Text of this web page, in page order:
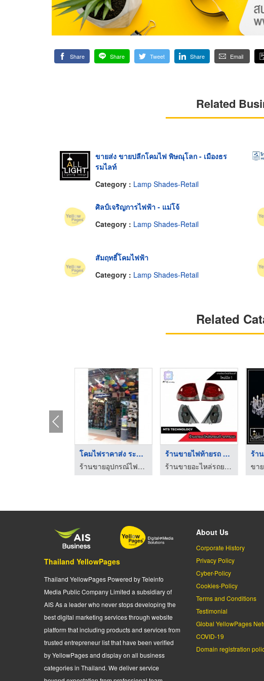
Share Share Tweet Share Email
Related
ขายส่ง ขายปลีกโคมไฟ พิษณุโลก - เมืองธร
รมไลท์
Category : Lamp Shades-Retail
ศิลป์เจริญการไฟฟ้า - แม่โจ้
Category : Lamp Shades-Retail
สัมฤทธิ์โคมไฟฟ้า
Category : Lamp Shades-Retail
Related
โคมไฟราคาส่ง ระยอง
ร้านขายอุปกรณ์ไฟฟ้า ระยอง ศรีเจริญการไฟฟ้า
ร้านขายไฟท้ายรถ ราคา ...
ร้านขายอะไหล่รถยนต์ ราคาถูก
Thailand YellowPages
Thailand YellowPages Powered by Teleinfo
Media Public Company Limited a subsidiary of
AIS As a leader who never stops developing the
best digital marketing services through website
platform that including products and services from
trusted entrepreneur list that have been verified
by YellowPages and display on all business
categories in Thailand. We deliver service
About Us
Corporate History
Privacy Policy
Cyber-Policy
Cookies-Policy
Terms and Conditions
Testimonial
Global YellowPages
COVID-19
Domain registration